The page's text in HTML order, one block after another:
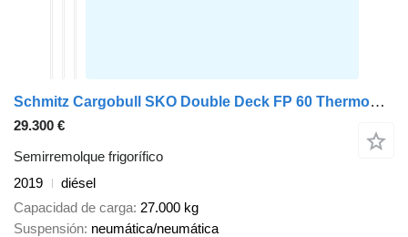
Schmitz Cargobull SKO Double Deck FP 60 ThermoKing SLXi 300
29.300 €
Semirremolque frigorífico
2019
diésel
Capacidad de carga 27.000 kg
Suspensión neumática/neumática